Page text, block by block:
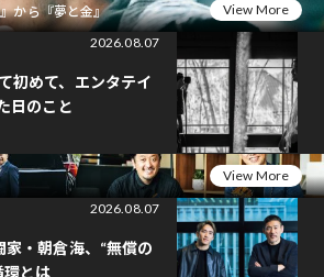
から『夢と金』
View More
2026.08.07
初めて、エンタテイ
日のこと
View More
2026.08.07
・朝倉海、“無償の
環とは